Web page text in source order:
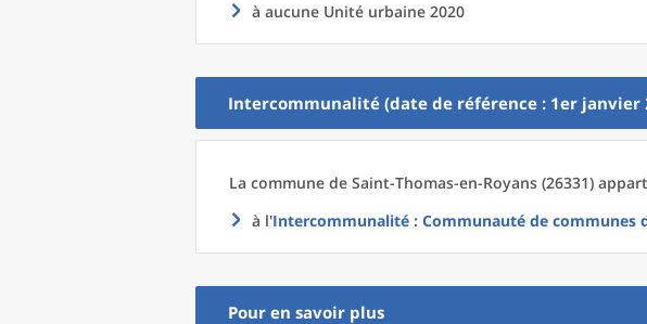
à aucune Unité urbaine 2020
Intercommunalité (date de référence : 1er janvier
La commune de Saint-Thomas-en-Royans (26331)
à l'Intercommunalité : Communauté de communes
Pour en savoir plus